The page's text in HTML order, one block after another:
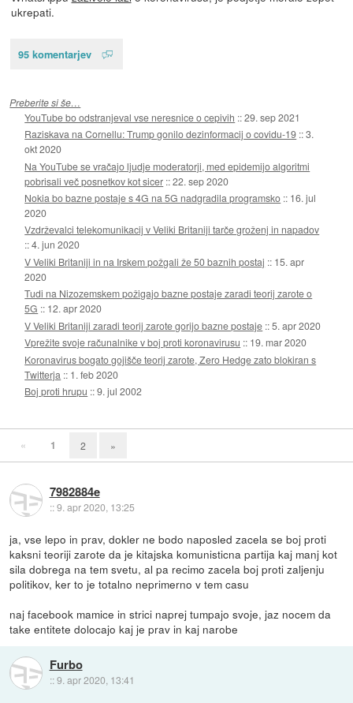
ukrepati.
95 komentarjev
Preberite si še…
YouTube bo odstranjeval vse neresnice o cepivih ::29. sep 2021
Raziskava na Cornellu: Trump gonilo dezinformacij o covidu-19 ::3.
okt 2020
Na YouTube se vračajo ljudje moderatorji, med epidemijo algoritmi
pobrisali več posnetkov kot sicer ::22. sep 2020
Nokia bo bazne postaje s 4G na 5G nadgradila programsko :: 16. jul
2020
Vzdrževalci telekomunikacij v Veliki Britaniji tarče groženj in napadov
::4. jun 2020
V Veliki Britaniji in na Irskem požgali že 50 baznih postaj :: 15. apr
2020
Tudi na Nizozemskem požigajo bazne postaje zaradi teorij zarote o
5G :: 12. apr 2020
V Veliki Britaniji zaradi teorij zarote gorijo bazne postaje ::5. apr 2020
Vprežite svoje računalnike v boj proti koronavirusu :: 19. mar 2020
Koronavirus bogato gojišče teorij zarote, Zero Hedge zato blokiran s
Twitterja :: 1. feb 2020
Boj proti hrupu ::9. jul 2002
« 1 2 »
7982884e
::9. apr 2020, 13:25
ja, vse lepo in prav, dokler ne bodo naposled zacela se boj proti
kaksni teoriji zarote da je kitajska komunisticna partija kaj manj kot
sila dobrega na tem svetu, al pa recimo zacela boj proti zaljenju
politikov, ker to je totalno neprimerno v tem casu
naj facebook mamice in strici naprej tumpajo svoje, jaz nocem da
take entitete dolocajo kaj je prav in kaj narobe
Furbo
::9. apr 2020, 13:41